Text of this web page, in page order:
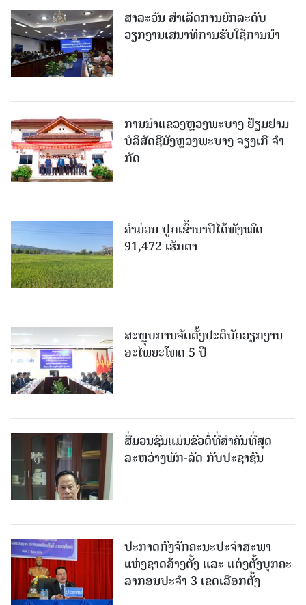
ສາລະວັນ ສໍາເລັດການຍົກລະດັບ
ວຽກງານເສນາທິການຮັບໃຊ້ການນໍາ
ການນຳແຂວງຫຼວງພະບາງ ຢ້ຽມ​ຢາມ
ບໍ​ລິ​ສັດຊີມັງຫຼວງພະບາງ ຈຽງເກີ ຈໍາ
ກັດ
ຄໍາມ່ວນ ປູກເຂົ້ານາປີໄດ້ທັງໝົດ
91,472 ເຮັກຕາ
ສະຫຼຸບການຈັດຕັ້ງປະຕິບັດວຽກງານ
ອະໄພຍະໂທດ 5 ປີ
ສື່ມວນຊົນແມ່ນຂົວຕໍ່ທີ່ສໍາຄັນທີ່ສຸດ
ລະຫວ່າງພັກ-ລັດ ກັບປະຊາຊົນ
ປະກາດກົງຈັກຄະນະປະຈໍາສະພາ
ແຫ່ງຊາດສ້າງຕັ້ງ ແລະ ແຕ່ງຕັ້ງບຸກຄະ
ລາກອນປະຈໍາ 3 ເຂດເລືອກຕັ້ງ